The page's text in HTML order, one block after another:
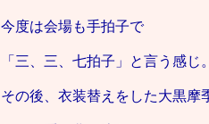
今度は会場も手拍子で
「三、三、七拍子」と言う感じ
その後、衣装替えをした大黒摩